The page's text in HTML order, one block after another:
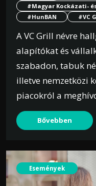
#Magyar Kockázati-
#HunBAN
#VC
A VC Grill névre
alapítókat és
szabadon, tabuk
illetve nemzetközi
piacokról a
Bővebben
Események